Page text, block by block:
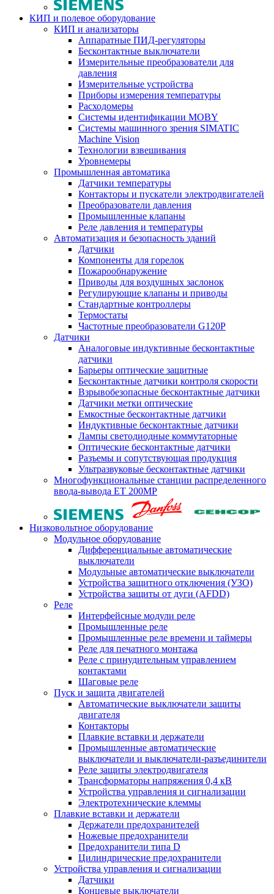
КИП и полевое оборудование
КИП и анализаторы
Аппаратные ПИД-регуляторы
Бесконтактные выключатели
Измерительные преобразователи для
давления
Измерительные устройства
Приборы измерения температуры
Расходомеры
Системы идентификации MOBY
Системы машинного зрения SIMATIC
Machine Vision
Технологии взвешивания
Уровнемеры
Промышленная автоматика
Датчики температуры
Контакторы и пускатели электродвигателей
Преобразователи давления
Промышленные клапаны
Реле давления и температуры
Автоматизация и безопасность зданий
Датчики
Компоненты для горелок
Пожарообнаружение
Приводы для воздушных заслонок
Регулирующие клапаны и приводы
Стандартные контроллеры
Термостаты
Частотные преобразователи G120P
Датчики
Аналоговые индуктивные бесконтактные
датчики
Барьеры оптические защитные
Бесконтактные датчики контроля скорости
Взрывобезопасные бесконтактные датчики
Датчики метки оптические
Емкостные бесконтактные датчики
Индуктивные бесконтактные датчики
Лампы светодиодные коммутаторные
Оптические бесконтактные датчики
Разъемы и сопутствующая продукция
Ультразвуковые бесконтактные датчики
Многофункциональные станции распределенного
ввода-вывода ET 200MP
Низковольтное оборудование
Модульное оборудование
Дифференциальные автоматические
выключатели
Модульные автоматические выключатели
Устройства защитного отключения (УЗО)
Устройства защиты от дуги (AFDD)
Реле
Интерфейсные модули реле
Промышленные реле
Промышленные реле времени и таймеры
Реле для печатного монтажа
Реле с принудительным управлением
контактами
Шаговые реле
Пуск и защита двигателей
Автоматические выключатели защиты
двигателя
Контакторы
Плавкие вставки и держатели
Промышленные автоматические
выключатели и выключатели-разъединители
Реле защиты электродвигателя
Трансформаторы напряжения 0,4 кВ
Устройства управления и сигнализации
Электротехнические клеммы
Плавкие вставки и держатели
Держатели предохранителей
Ножевые предохранители
Предохранители типа D
Цилиндрические предохранители
Устройства управления и сигнализации
Датчики
Концевые выключатели